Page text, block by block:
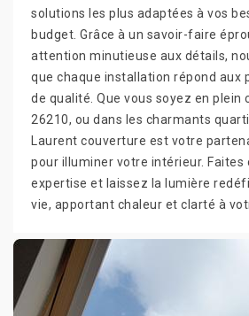
solutions les plus adaptées à vos
budget. Grâce à un savoir-faire
attention minutieuse aux détails,
que chaque installation répond aux
de qualité. Que vous soyez en plein
26210, ou dans les charmants
Laurent couverture est votre
pour illuminer votre intérieur. Faites
expertise et laissez la lumière
vie, apportant chaleur et clarté à